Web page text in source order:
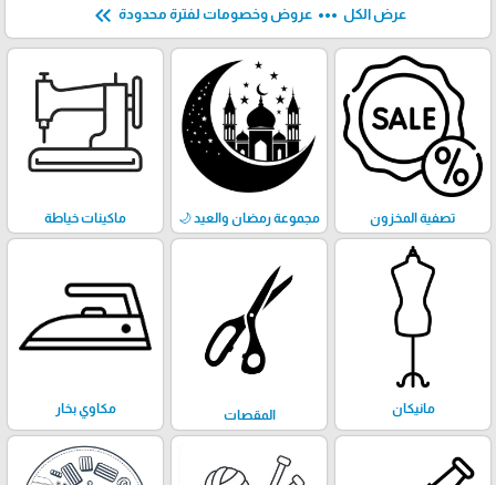
عرض الكل more_horiz عروض وخصومات لفترة محدودة keyboard_double_arrow_left
تصفية المخزون مجموعة رمضان والعيد 🌙 ماكينات خياطة
مانيكان المقصات مكاوي بخار